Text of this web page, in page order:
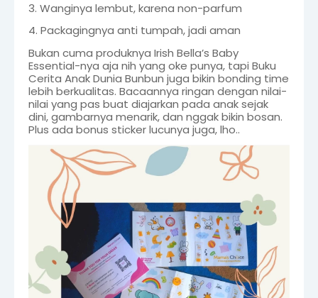
3. Wanginya lembut, karena non-parfum
4. Packagingnya anti tumpah, jadi aman
Bukan cuma produknya Irish Bella’s Baby
Essential-nya aja nih yang oke punya, tapi Buku
Cerita Anak Dunia Bunbun juga bikin bonding time
lebih berkualitas. Bacaannya ringan dengan nilai-
nilai yang pas buat diajarkan pada anak sejak
dini, gambarnya menarik, dan nggak bikin bosan.
Plus ada bonus sticker lucunya juga, lho..